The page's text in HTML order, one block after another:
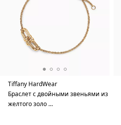
Tiffany HardWear
Браслет с двойными звеньями из
желтого золо …